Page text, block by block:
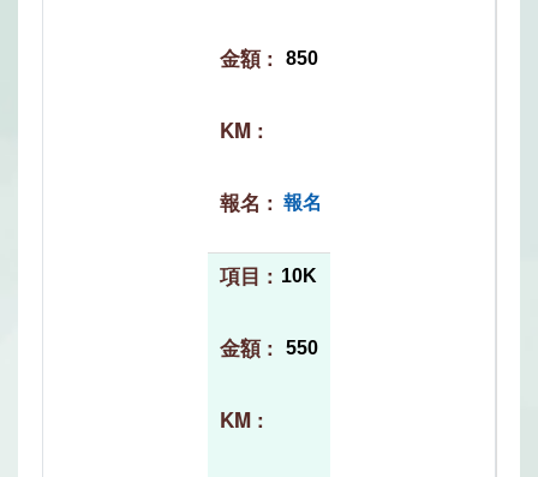
850
報名
10K
550